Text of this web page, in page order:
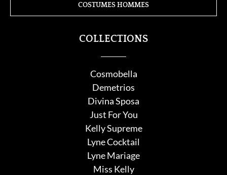
COLLECTIONS
Cosmobella
Demetrios
Divina Sposa
Just For You
Kelly Supreme
Lyne Cocktail
Lyne Mariage
Miss Kelly
COSTUMES HOMMES